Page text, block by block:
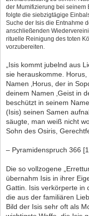
der Mumifizierung bei seinem
folgte die siebzigtägige
Suche der Isis die Entnahme
anschließenden
rituelle Reinigung des toten
vorzubereiten.
„Isis kommt jubelnd aus
sie herauskomme.
Namen ‚Horus, der in
deinem Namen ‚Geist in
beschützt in seinem
(Isis) seinen Samen
säugte, man weiß nicht
Sohn des Osiris,
– Pyramidenspruch 366
Die so vollzogene
übernahm Isis in ihrer
Gattin. Isis verkörperte in
die aus der familiären
Bild der Isis sehr oft als